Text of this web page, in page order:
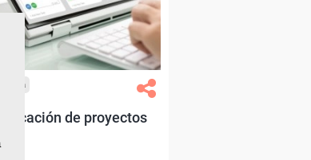
Sector
-Administración.
de proyectos